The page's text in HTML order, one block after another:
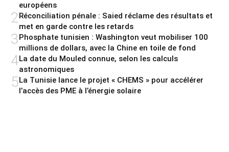
européens
2 Réconciliation pénale : Saied réclame des résultats et
met en garde contre les retards
3 Phosphate tunisien : Washington veut mobiliser 100
millions de dollars, avec la Chine en toile de fond
4La date du Mouled connue, selon les calculs
astronomiques
5La Tunisie lance le projet « CHEMS » pour accélérer
l’accès des PME à l’énergie solaire